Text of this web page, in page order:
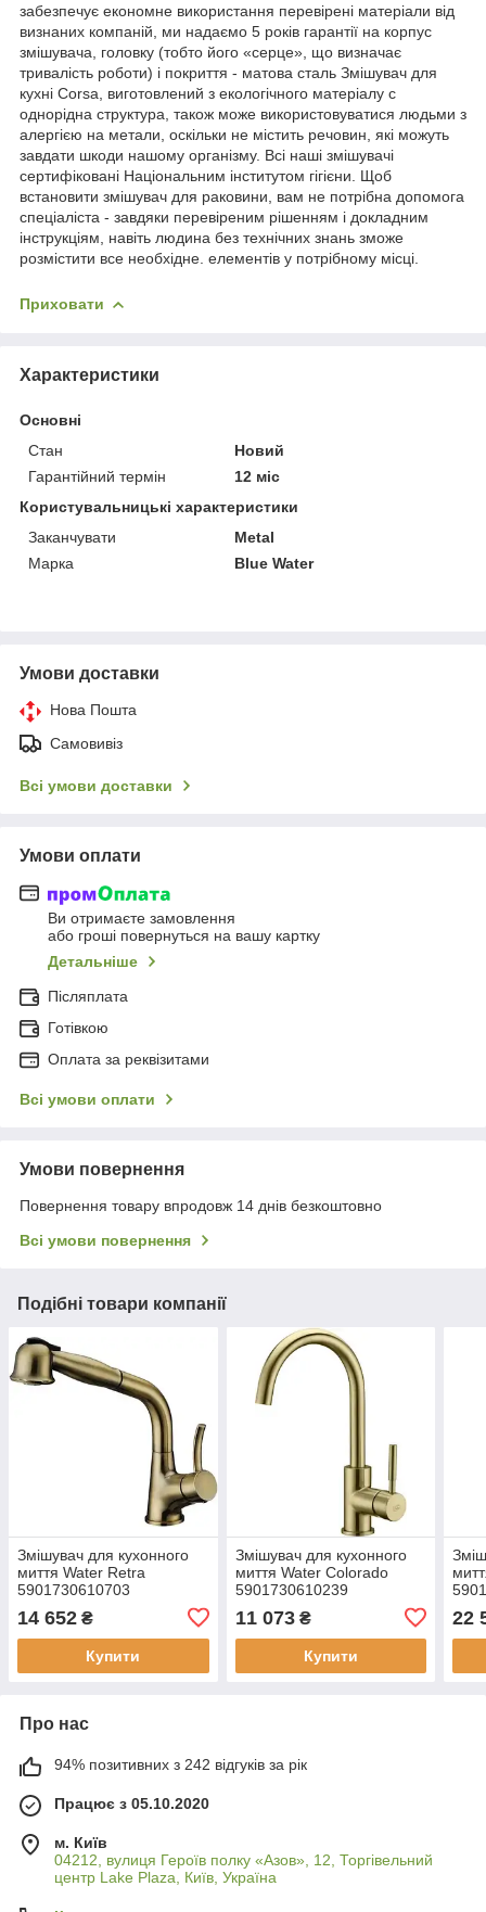
забезпечує економне використання перевірені матеріали від
визнаних компаній, ми надаємо 5 років гарантії на корпус
змішувача, головку (тобто його «серце», що визначає
тривалість роботи) і покриття - матова сталь Змішувач для
кухні Corsa, виготовлений з екологічного матеріалу с
однорідна структура, також може використовуватися людьми з
алергією на метали, оскільки не містить речовин, які можуть
завдати шкоди нашому організму. Всі наші змішувачі
сертифіковані Національним інститутом гігієни. Щоб
встановити змішувач для раковини, вам не потрібна допомога
спеціаліста - завдяки перевіреним рішенням і докладним
інструкціям, навіть людина без технічних знань зможе
розмістити все необхідне. елементів у потрібному місці.
Приховати
Характеристики
Основні
Стан
Новий
Гарантійний термін
12 міс
Користувальницькі характеристики
Заканчувати
Metal
Марка
Blue Water
Умови доставки
Нова Пошта
Самовивіз
Всі умови доставки
Умови оплати
Ви отримаєте замовлення
або гроші повернуться на вашу картку
Детальніше
Післяплата
Готівкою
Оплата за реквізитами
Всі умови оплати
Умови повернення
Повернення товару впродовж 14 днів безкоштовно
Всі умови повернення
Подібні товари компанії
Змішувач для кухонного
миття Water Retra
5901730610703
14 652 ₴
Купити
Змішувач для кухонного
миття Water Colorado
5901730610239
11 073₴
Купити
22
Про нас
94% позитивних з 242 відгуків за рік
Працює з 05.10.2020
м. Київ
04212, вулиця Героїв полку «Азов», 12, Торгівельний
центр Lake Plaza, Київ, Україна